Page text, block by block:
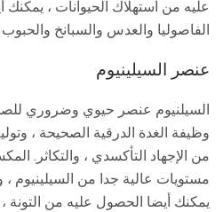
عليه من استهلاك الحيوانات ،
الفاصوليا والعدس والسبانخ
عنصر السيلينيوم
السيلنيوم عنصر حيوي وضروري
وظيفة الغدة الدرقية الصحيحة ،
من الإجهاد التأكسدي ، والتكاثر.
مستويات عالية جدا من السيلينيوم
يمكنك أيضا الحصول عليه من التونة